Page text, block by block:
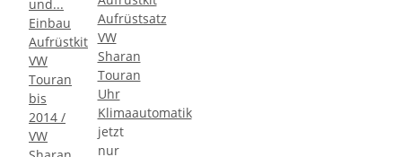
Einbau
Aufrüstkit
VW
Touran
bis
2014 /
VW
Aufrüstsatz
VW
Sharan
Touran
Uhr
Klimaautomatik
jetzt
nur